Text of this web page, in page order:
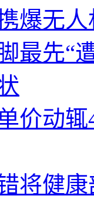
爆无
最先“
价动
将健